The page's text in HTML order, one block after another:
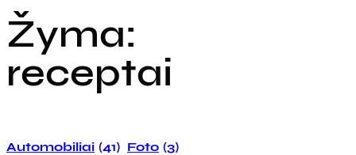
Žyma:
receptai
Automobiliai (41) Foto (3)